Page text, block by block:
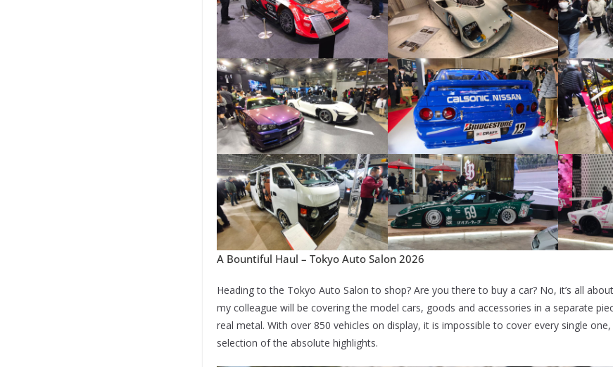
A Bountiful Haul – Tokyo Auto Salon 2026
Heading to the Tokyo Auto Salon to shop? Are you there to buy a car? No, it’s all
my colleague will be covering the model cars, goods and accessories in a separate
real metal. With over 850 vehicles on display, it is impossible to cover every single
selection of the absolute highlights.